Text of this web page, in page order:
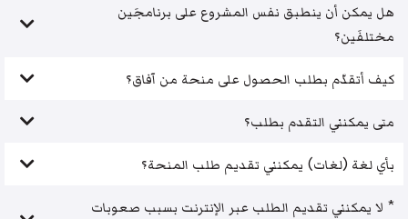
هل يمكن أن ينطبق نفس المشروع على برنامجَين
مختلفَين؟
كيف أتقدّم بطلب الحصول على منحة من آفاق؟
متى يمكنني التقدم بطلب؟
بأي لغة (لغات) يمكنني تقديم طلب المنحة؟
* لا يمكنني تقديم الطلب عبر الإنترنت بسبب صعوبات